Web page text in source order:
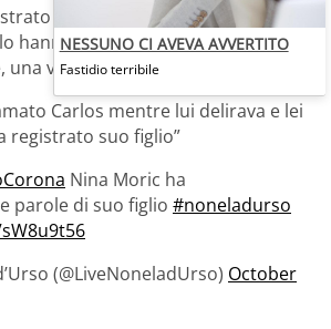
suo figlio e lo ha postato, santo
hanno riportato. È una vita che
una vita.
Carlos mentre lui delirava e lei
registrato suo figlio”
Nina Moric ha
parole di suo figlio #noneladurso
(@LiveNoneladUrso) October
NESSUNO CI AVEVA AVVERTITO
Fastidio terribile